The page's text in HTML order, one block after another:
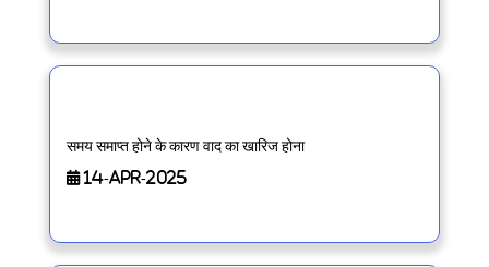
समय समाप्त होने के कारण वाद का खारिज होना
14-Apr-2025